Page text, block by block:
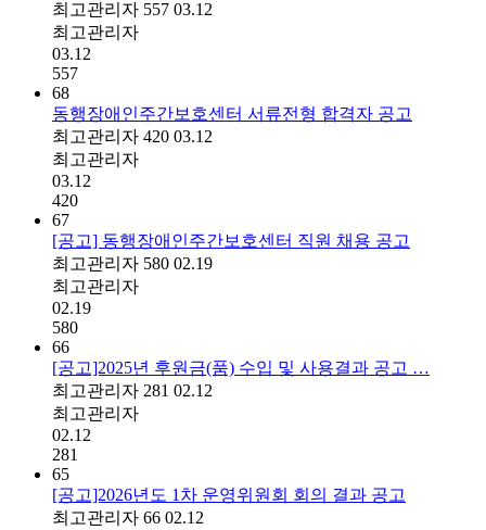
최고관리자 557 03.12
최고관리자
03.12
557
68
동행장애인주간보호센터 서류전형 합격자 공고
최고관리자 420 03.12
최고관리자
03.12
420
67
[공고] 동행장애인주간보호센터 직원 채용 공고
최고관리자 580 02.19
최고관리자
02.19
580
66
[공고]2025년 후원금(품) 수입 및 사용결과 공고 …
최고관리자 281 02.12
최고관리자
02.12
281
65
[공고]2026년도 1차 운영위원회 회의 결과 공고
최고관리자 66 02.12